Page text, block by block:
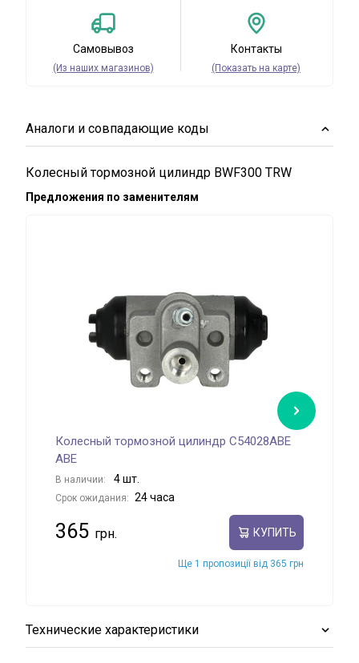
Самовывоз
(Из наших магазинов)
Контакты
(Показать на карте)
Аналоги и совпадающие коды
Колесный тормозной цилиндр BWF300 TRW
Предложения по заменителям
Колесный тормозной цилиндр C54028ABE
ABE
В наличии: 4 шт.
Срок ожидания: 24 часа
365 КУПИТЬ
Ще 1 пропозиції від 365 грн
Технические характеристики